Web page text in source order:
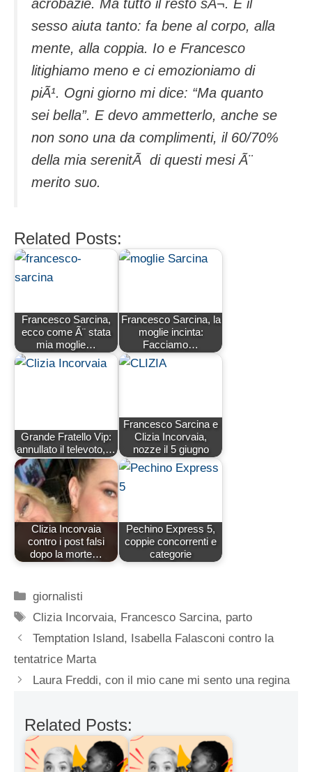
acrobazie. Ma tutto il resto sÃ¬. E il
sesso aiuta tanto: fa bene al corpo, alla
mente, alla coppia. Io e Francesco
litighiamo meno e ci emozioniamo di
piÃ¹. Ogni giorno mi dice: “Ma quanto
sei bella”. E devo ammetterlo, anche se
non sono una da complimenti, il 60/70%
della mia serenitÃ di questi mesi Ã¨
merito suo.
Related Posts:
Francesco Sarcina,
ecco come Ã¨ stata
mia moglie…
Francesco Sarcina, la
moglie incinta:
Facciamo…
Grande Fratello Vip:
annullato il televoto,…
Francesco Sarcina e
Clizia Incorvaia,
nozze il 5 giugno
Clizia Incorvaia
contro i post falsi
dopo la morte…
Pechino Express 5,
coppie concorrenti e
categorie
Categorie
giornalisti
Tag
Clizia Incorvaia, Francesco Sarcina, parto
Temptation Island, Isabella Falasconi contro la
tentatrice Marta
Laura Freddi, con il mio cane mi sento una regina
Related Posts: